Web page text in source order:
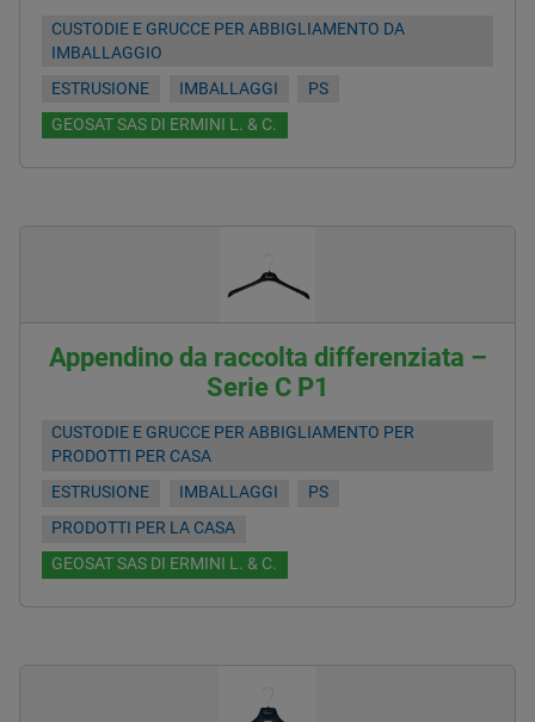
CUSTODIE E GRUCCE PER ABBIGLIAMENTO DA
IMBALLAGGIO
ESTRUSIONE
IMBALLAGGI
PS
GEOSAT SAS DI ERMINI L. & C.
Appendino da raccolta differenziata –
Serie C P1
CUSTODIE E GRUCCE PER ABBIGLIAMENTO PER
PRODOTTI PER CASA
ESTRUSIONE
IMBALLAGGI
PS
PRODOTTI PER LA CASA
GEOSAT SAS DI ERMINI L. & C.